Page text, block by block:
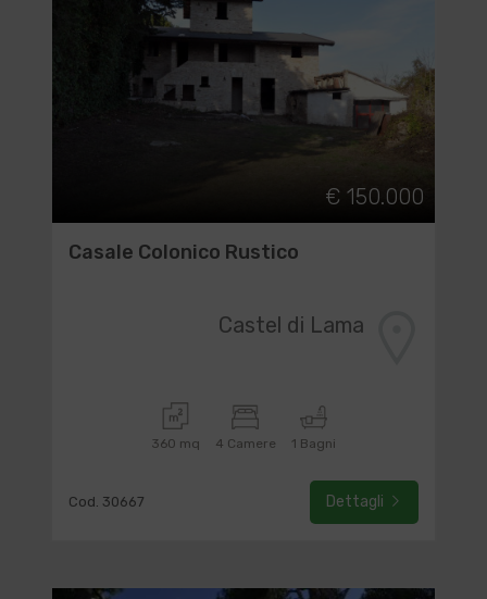
€ 150.000
Casale Colonico Rustico
Castel di Lama
360 mq 4 Camere 1 Bagni
Cod. 30667 Dettagli